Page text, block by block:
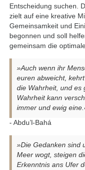
Entscheidung suchen.
zielt auf eine kreative
Gemeinsamkeit und
begonnen und soll
gemeinsam die
»Auch wenn ihr
euren abweicht,
die Wahrheit, und es
Wahrheit kann
immer und ewig
- Abdu’l-Bahá
»Die Gedanken sind
Meer wogt, steigen
Erkenntnis ans Ufer